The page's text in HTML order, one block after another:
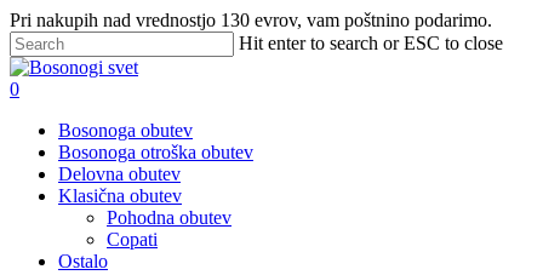
Skip
to
main
content
Pri nakupih nad vrednostjo 130 evrov, vam poštnino podarimo.
Hit enter to search or ESC to close
Close
Search
search
0
Bosonoga obutev
Bosonoga otroška obutev
Delovna obutev
Klasična obutev
Pohodna obutev
Copati
Ostalo